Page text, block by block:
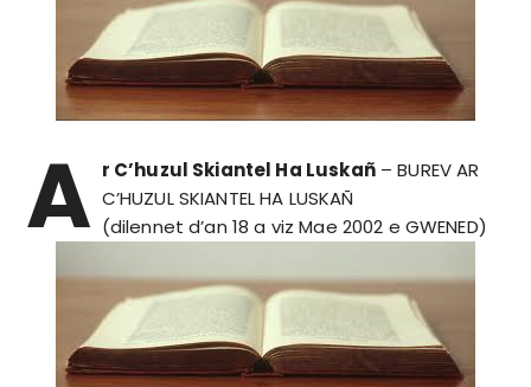
A r C’huzul Skiantel Ha Luskañ– BUREV AR
C’HUZUL SKIANTEL HA LUSKAÑ
(dilennet d’an 18 a viz Mae 2002 e GWENED)